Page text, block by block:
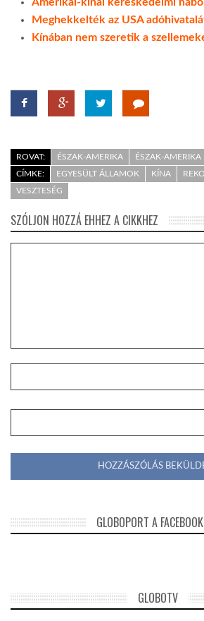
Amerikai-kínai kereskedelmi
Meghekkelték az USA
Kínában nem szeretik a
ROVAT: ÉSZAK-AMERIKA
ÉSZAK-AMERIKA
CÍMKE:
EGYESÜLT ÁLLAMOK KÍNA
VESZTESÉG
SZÓLJON HOZZÁ EHHEZ A CIKKHEZ
GLOBOPORT A
GLOBOTV